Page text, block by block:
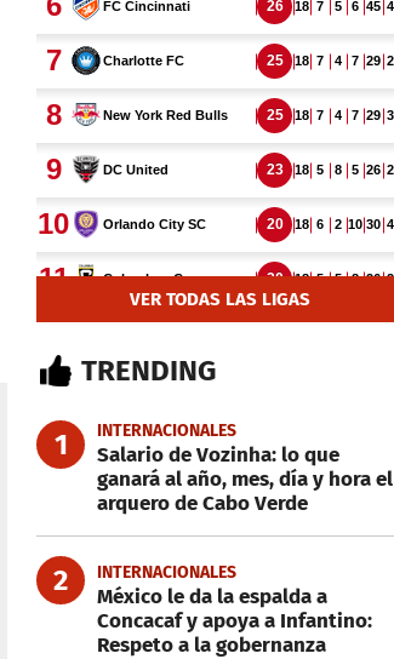
VER TODAS LAS LIGAS
TRENDING
1 INTERNACIONALES
Salario de Vozinha: lo que
ganará al año, mes, día y hora el
arquero de Cabo Verde
2 INTERNACIONALES
México le da la espalda a
Concacaf y apoya a Infantino:
Respeto a la gobernanza